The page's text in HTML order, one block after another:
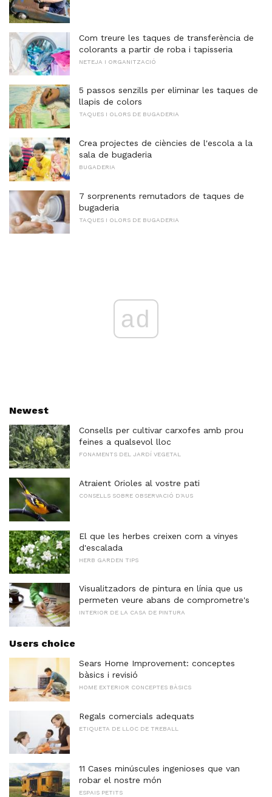
Com treure les taques de transferència de
colorants a partir de roba i tapisseria
NETEJA I ORGANITZACIÓ
5 passos senzills per eliminar les taques de
llapis de colors
TAQUES I OLORS DE BUGADERIA
Crea projectes de ciències de l'escola a la
sala de bugaderia
BUGADERIA
7 sorprenents remutadors de taques de
bugaderia
TAQUES I OLORS DE BUGADERIA
ad
Newest
Consells per cultivar carxofes amb prou
feines a qualsevol lloc
FONAMENTS DEL JARDÍ VEGETAL
Atraient Orioles al vostre pati
CONSELLS SOBRE OBSERVACIÓ D'AUS
El que les herbes creixen com a vinyes
d'escalada
HERB GARDEN TIPS
Visualitzadors de pintura en línia que us
permeten veure abans de comprometre's
INTERIOR DE LA CASA DE PINTURA
Users choice
Sears Home Improvement: conceptes
bàsics i revisió
HOME EXTERIOR CONCEPTES BÀSICS
Regals comercials adequats
ETIQUETA DE LLOC DE TREBALL
11 Cases minúscules ingenioses que van
robar el nostre món
ESPAIS PETITS